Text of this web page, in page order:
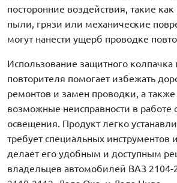
посторонние воздействия, такие
пыли, грязи или механические
могут нанести ущерб проводке
Использование защитного колпачка
повторителя помогает избежать
ремонтов и замен проводки, а
возможные неисправности в работе
освещения. Продукт легко
требует специальных инструментов
делает его удобным и доступным
владельцев автомобилей ВАЗ 2104-